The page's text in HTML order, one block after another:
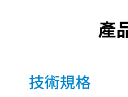
產
技術規格